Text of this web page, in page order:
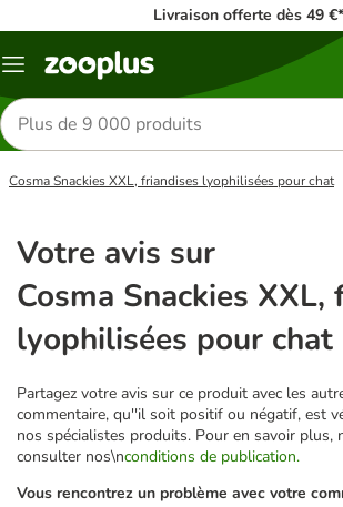
Livraison offerte dès 49 €*
Menu
Rechercher
des
produits
Cosma Snackies XXL, friandises lyophilisées pour chat
Votre avis sur
Cosma Snackies XXL,
lyophilisées pour chat
Partagez votre avis sur ce produit avec les
commentaire, qu''il soit positif ou négatif, est
nos spécialistes produits. Pour en savoir plus,
consulter nos\nconditions de publication.
Vous rencontrez un problème avec votre